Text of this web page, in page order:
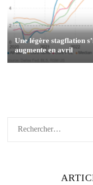
Une légère stagflation
augmente en avril
Rechercher :